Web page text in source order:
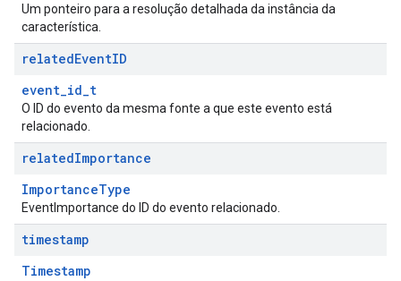
Um ponteiro para a resolução detalhada da instância da
característica.
relatedEventID
event_id_t
O ID do evento da mesma fonte a que este evento está
relacionado.
relatedImportance
ImportanceType
EventImportance do ID do evento relacionado.
timestamp
Timestamp